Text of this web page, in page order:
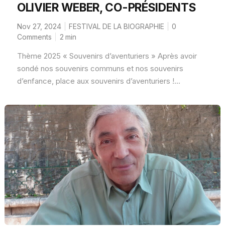
OLIVIER WEBER, CO-PRÉSIDENTS
Nov 27, 2024 FESTIVAL DE LA BIOGRAPHIE
0
Comments
2 min
Thème 2025 « Souvenirs d’aventuriers » Après avoir
sondé nos souvenirs communs et nos souvenirs
d’enfance, place aux souvenirs d’aventuriers !...